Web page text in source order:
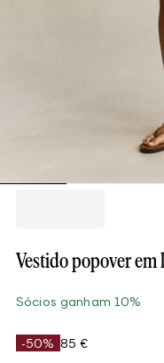
Vestido popover em
Sócios ganham 10%
-50% 85 €